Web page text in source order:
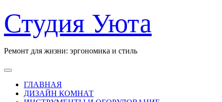
к
содержанию
Студия Уюта
Ремонт для жизни: эргономика и стиль
ГЛАВНАЯ
ДИЗАЙН КОМНАТ